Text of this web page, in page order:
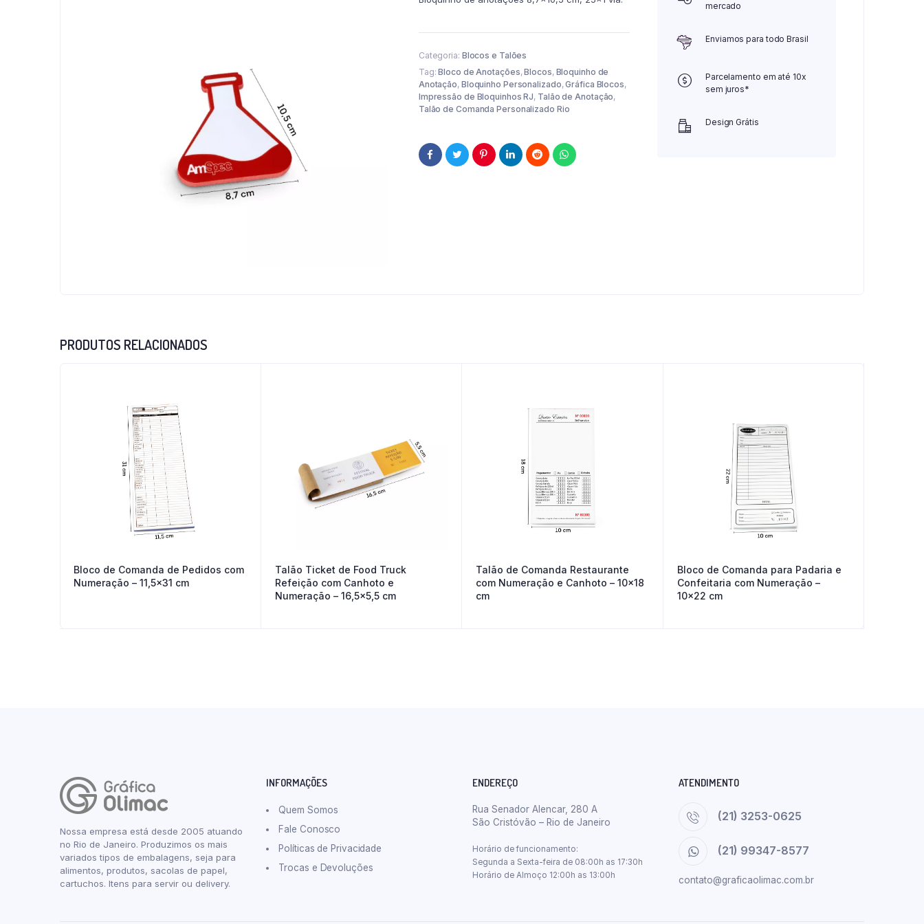
Categoria: Blocos e Talões
Tag:Bloco de Anotações,Blocos, Bloquinho de
Anotação, Bloquinho Personalizado,Gráfica Blocos,
Impressão de Bloquinhos RJ, Talão de Anotação,
Talão de Comanda Personalizado Rio
mercado
Enviamos para todo Brasil
Parcelamento em até 10x
sem juros*
Design Grátis
PRODUTOS RELACIONADOS
Bloco de Comanda de Pedidos com
Numeração – 11,5×31 cm
Talão Ticket de Food Truck
Refeição com Canhoto e
Numeração – 16,5×5,5 cm
Talão de Comanda Restaurante
com Numeração e Canhoto – 10×18
cm
Bloco de Comanda para Padaria e
Confeitaria com Numeração –
10×22 cm
Nossa empresa está desde 2005 atuando
no Rio de Janeiro. Produzimos os mais
variados tipos de embalagens, seja para
alimentos, produtos, sacolas de papel,
cartuchos. Itens para servir ou delivery.
INFORMAÇÕES
Quem Somos
Fale Conosco
Políticas de Privacidade
Trocas e Devoluções
ENDEREÇO
Rua Senador Alencar, 280 A
São Cristóvão – Rio de Janeiro
Horário de funcionamento:
Segunda a Sexta-feira de 08:00h as 17:30h
Horário de Almoço 12:00h as 13:00h
ATENDIMENTO
(21) 3253-0625
(21) 99347-8577
contato@graficaolimac.com.br